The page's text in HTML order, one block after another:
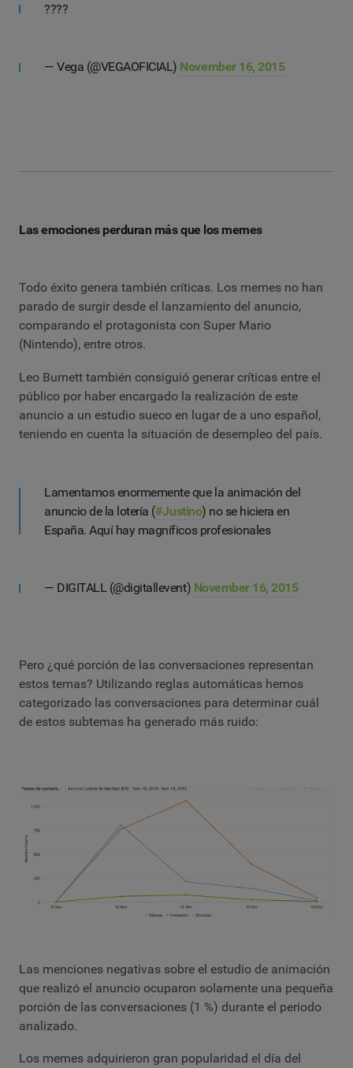
????
— Vega (@VEGAOFICIAL) November 16, 2015
Las emociones perduran más que los memes
Todo éxito genera también críticas. Los memes no han
parado de surgir desde el lanzamiento del anuncio,
comparando el protagonista con Super Mario
(Nintendo), entre otros.
Leo Burnett también consiguió generar críticas entre el
público por haber encargado la realización de este
anuncio a un estudio sueco en lugar de a uno español,
teniendo en cuenta la situación de desempleo del país.
Lamentamos enormemente que la animación del
anuncio de la lotería (#Justino) no se hiciera en
España. Aquí hay magníficos profesionales
— DIGITALL (@digitallevent) November 16, 2015
Pero ¿qué porción de las conversaciones representan
estos temas? Utilizando reglas automáticas hemos
categorizado las conversaciones para determinar cuál
de estos subtemas ha generado más ruido:
Las menciones negativas sobre el estudio de animación
que realizó el anuncio ocuparon solamente una pequeña
porción de las conversaciones (1 %) durante el periodo
analizado.
Los memes adquirieron gran popularidad el día del